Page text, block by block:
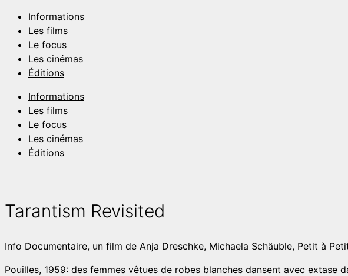
Aller
contenu
Informations
Les films
Le focus
Les cinémas
Éditions
Informations
Les films
Le focus
Les cinémas
Éditions
Tarantism Revisited
Info Documentaire, un film de Anja Dreschke, Michaela Schäuble, Petit à
Pouilles, 1959: des femmes vêtues de robes blanches dansent avec